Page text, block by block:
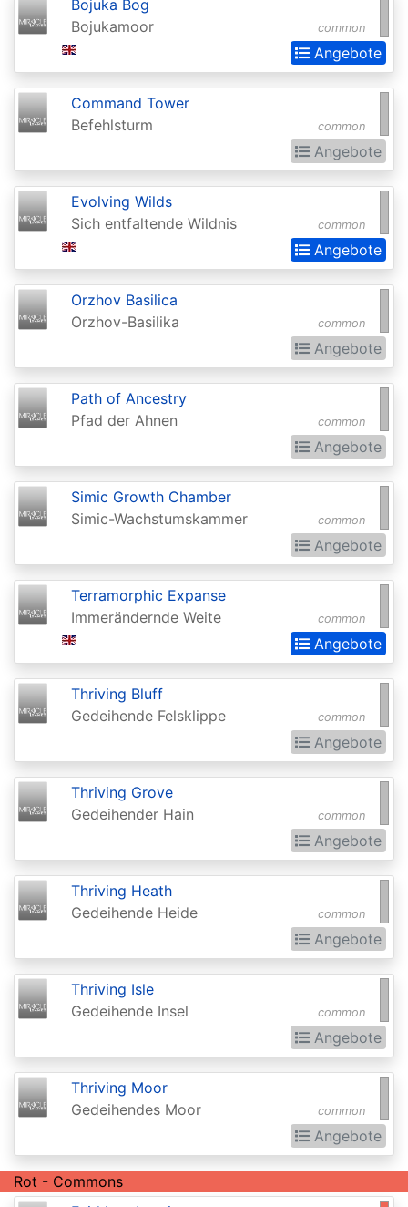
of
the
Buy-
a-
Promos
Champions
of
Champs
and
Chronicles
Pack
Promos
Coldsnap
Coldsnap:
Theme
Decks
Commander
Commander
2013
Commander
Commander
2016
Commander
Commander
2018
2019
Commander
(Ikoria)
Commander
common
Bojuka Bog
Bojukamoor
Angebote
common
Command Tower
Befehlsturm
Angebote
common
Evolving Wilds
Sich entfaltende Wildnis
Angebote
common
Orzhov Basilica
Orzhov-Basilika
Angebote
common
Path of Ancestry
Pfad der Ahnen
Angebote
common
Simic Growth Chamber
Simic-Wachstumskammer
Angebote
common
Terramorphic Expanse
Immerändernde Weite
Angebote
common
Thriving Bluff
Gedeihende Felsklippe
Angebote
common
Thriving Grove
Gedeihender Hain
Angebote
common
Thriving Heath
Gedeihende Heide
Angebote
common
Thriving Isle
Gedeihende Insel
Angebote
common
Thriving Moor
Gedeihendes Moor
Angebote
Rot - Commons